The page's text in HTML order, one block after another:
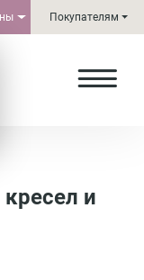
Покупателям
и